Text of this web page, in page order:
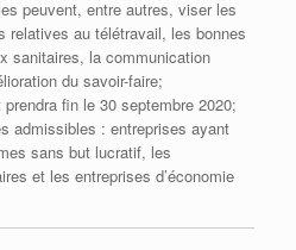
peuvent, entre autres, viser les
relatives au télétravail, les bonnes
sanitaires, la communication
du savoir-faire;
fin le 30 septembre 2020;
admissibles : entreprises ayant
sans but lucratif, les
et les entreprises d’économie